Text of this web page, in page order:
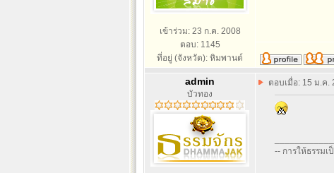
เข้าร่วม: 23 ก.ค. 2008
ตอบ: 1145
ที่อยู่ (จังหวัด): หิมพานต์
admin
บัวทอง
ตอบเมื่อ: 15 ม.ค.
-- การให้ธรรม